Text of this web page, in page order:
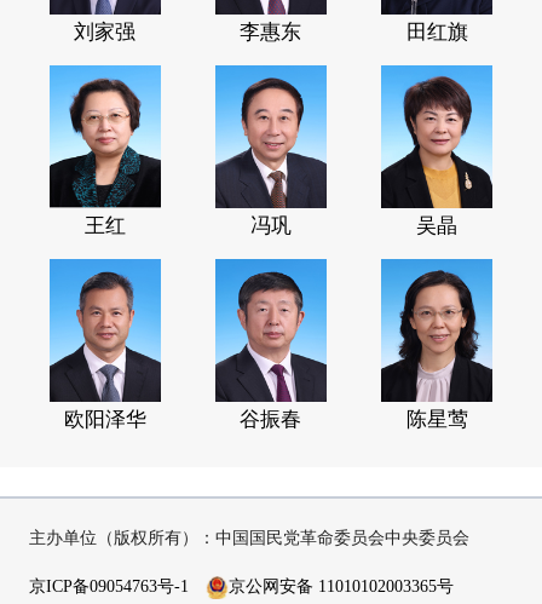
刘家强 李惠东 田红旗
王红 冯巩 吴晶
欧阳泽华 谷振春 陈星莺
主办单位（版权所有）：中国国民党革命委员会中央委员会
京ICP备09054763号-1 京公网安备 11010102003365号